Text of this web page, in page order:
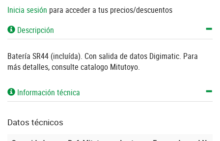
Inicia sesión para acceder a tus precios/descuentos
Descripción
Batería SR44 (incluída). Con salida de datos Digimatic. Para
más detalles, consulte catalogo Mitutoyo.
Información técnica
Datos técnicos